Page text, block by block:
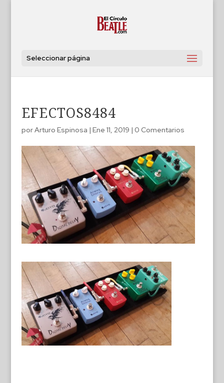
Seleccionar página
EFECTOS8484
porArturo Espinosa | Ene 11, 2019 | 0 Comentarios